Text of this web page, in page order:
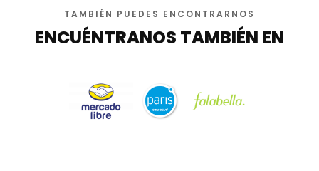
TAMBIÉN PUEDES ENCONTRARNOS
ENCUÉNTRANOS TAMBIÉN EN